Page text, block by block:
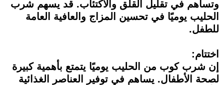
وتساهم في تقليل القلق والاكتئاب. قد يسهم شرب
الحليب يوميًا في تحسين المزاج والعافية العامة
للطفل.
اختتام:
إن شرب كوب من الحليب يوميًا يتمتع بأهمية كبيرة
لصحة الأطفال. يساهم في توفير العناصر الغذائية